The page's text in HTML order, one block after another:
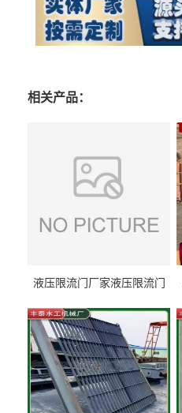
相关产品：
液压限流门厂家液压限流门
泰制造